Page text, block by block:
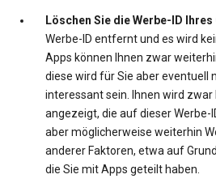
Löschen Sie die Werbe-ID Ihres
Werbe-ID entfernt und es wird
Apps können Ihnen zwar
diese wird für Sie aber eventuell
interessant sein. Ihnen wird
angezeigt, die auf dieser Werbe-
aber möglicherweise weiterhin
anderer Faktoren, etwa auf
die Sie mit Apps geteilt haben.